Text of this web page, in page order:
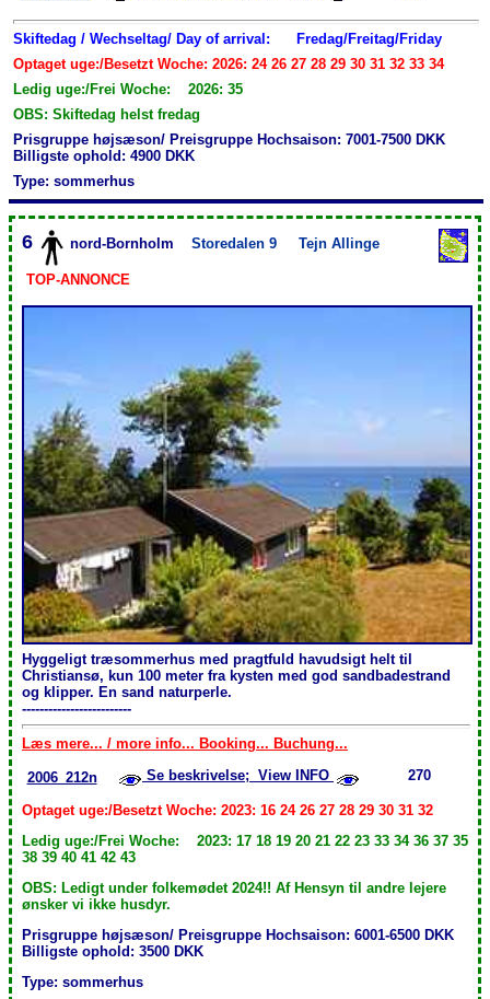
Skiftedag / Wechseltag/ Day of arrival:
Fredag/Freitag/Friday
Optaget uge:/Besetzt Woche: 2026: 24 26 27 28 29 30 31 32 33 34
Ledig uge:/Frei Woche: 2026: 35
OBS: Skiftedag helst fredag
Prisgruppe højsæson/ Preisgruppe Hochsaison: 7001-7500 DKK
Billigste ophold: 4900 DKK
Type: sommerhus
6 nord-Bornholm Storedalen 9 Tejn Allinge
TOP-ANNONCE
Hyggeligt træsommerhus med pragtfuld havudsigt helt til
Christiansø, kun 100 meter fra kysten med god sandbadestrand
og klipper. En sand naturperle.
-------------------------
Læs mere... / more info... Booking... Buchung...
2006_212n Se beskrivelse; View INFO 270
Optaget uge:/Besetzt Woche: 2023: 16 24 26 27 28 29 30 31 32
Ledig uge:/Frei Woche: 2023: 17 18 19 20 21 22 23 33 34 36 37 35
38 39 40 41 42 43
OBS: Ledigt under folkemødet 2024!! Af Hensyn til andre lejere
ønsker vi ikke husdyr.
Prisgruppe højsæson/ Preisgruppe Hochsaison: 6001-6500 DKK
Billigste ophold: 3500 DKK
Type: sommerhus